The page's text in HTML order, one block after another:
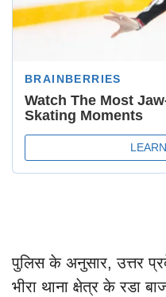
पुलिस के अनुसार, उत्तर
भीरा थाना क्षेत्र के रडा